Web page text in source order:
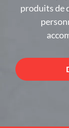
produits de